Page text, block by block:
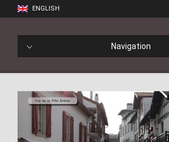
ENGLISH
Navigation